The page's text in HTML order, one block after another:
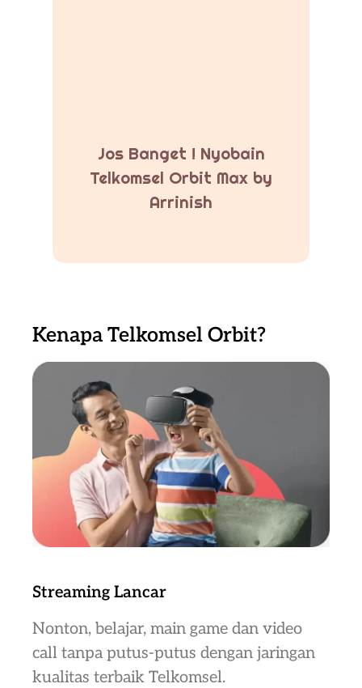
Jos Banget ! Nyobain
Telkomsel Orbit Max by
Arrinish
Kenapa Telkomsel Orbit?
Streaming Lancar
Nonton, belajar, main game dan video
call tanpa putus-putus dengan jaringan
kualitas terbaik Telkomsel.